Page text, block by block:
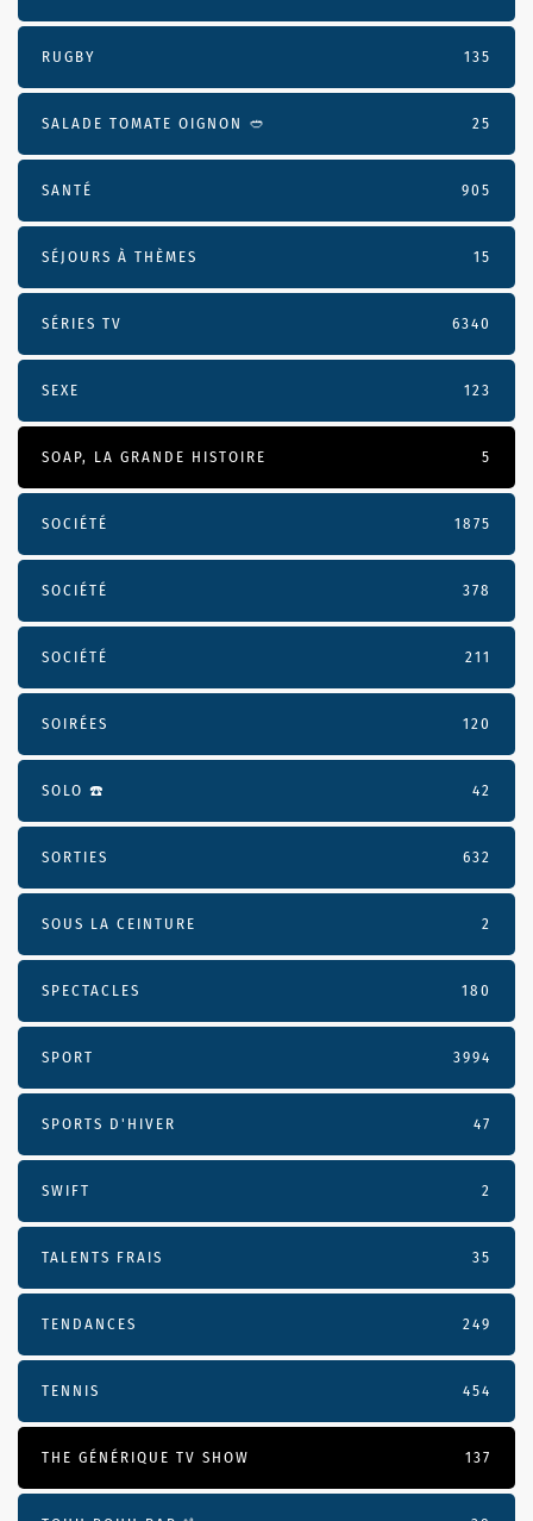
RUGBY 135
SALADE TOMATE OIGNON 🥙 25
SANTÉ 905
SÉJOURS À THÈMES 15
SÉRIES TV 6340
SEXE 123
SOAP, LA GRANDE HISTOIRE 5
SOCIÉTÉ 1875
SOCIÉTÉ 378
SOCIÉTÉ 211
SOIRÉES 120
SOLO ☎️ 42
SORTIES 632
SOUS LA CEINTURE 2
SPECTACLES 180
SPORT 3994
SPORTS D'HIVER 47
SWIFT 2
TALENTS FRAIS 35
TENDANCES 249
TENNIS 454
THE GÉNÉRIQUE TV SHOW 137